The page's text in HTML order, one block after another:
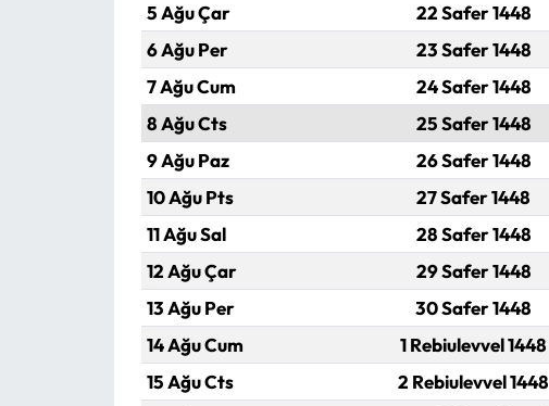
5 Ağu Çar
22 Safer 1448
6 Ağu Per
23 Safer 1448
7 Ağu Cum
24 Safer 1448
8 Ağu Cts
25 Safer 1448
9 Ağu Paz
26 Safer 1448
10 Ağu Pts
27 Safer 1448
11 Ağu Sal
28 Safer 1448
12 Ağu Çar
29 Safer 1448
13 Ağu Per
30 Safer 1448
14 Ağu Cum
1 Rebiulevvel 1448
15 Ağu Cts
2 Rebiulevvel 1448